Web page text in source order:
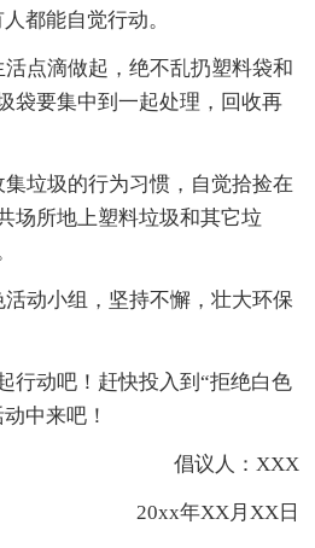
都能自觉行动。
点滴做起，绝不乱扔塑料袋和
袋要集中到一起处理，回收再
垃圾的行为习惯，自觉拾捡在
场所地上塑料垃圾和其它垃
动小组，坚持不懈，壮大环保
行动吧！赶快投入到“拒绝白色
中来吧！
倡议人：XXX
20xx年XX月XX日